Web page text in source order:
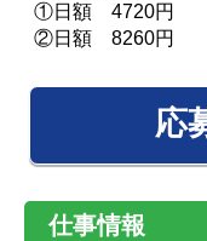
①日額 4720円
②日額 8260円
応
仕事情報